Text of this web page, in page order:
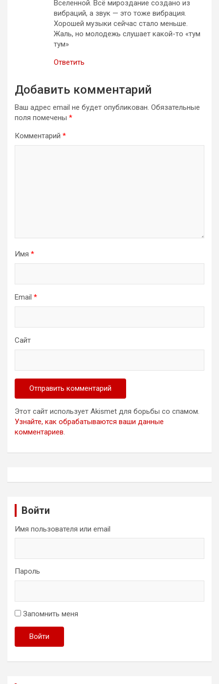
Вселенной. Всё мироздание создано из
вибраций, а звук — это тоже вибрация.
Хорошей музыки сейчас стало меньше.
Жаль, но молодежь слушает какой-то «тум
тум»
Ответить
Добавить комментарий
Ваш адрес email не будет опубликован. Обязательные
поля помечены *
Комментарий *
Имя *
Email *
Сайт
Этот сайт использует Akismet для борьбы со спамом.
Узнайте, как обрабатываются ваши данные
комментариев.
Войти
Имя пользователя или email
Пароль
Запомнить меня
Войти